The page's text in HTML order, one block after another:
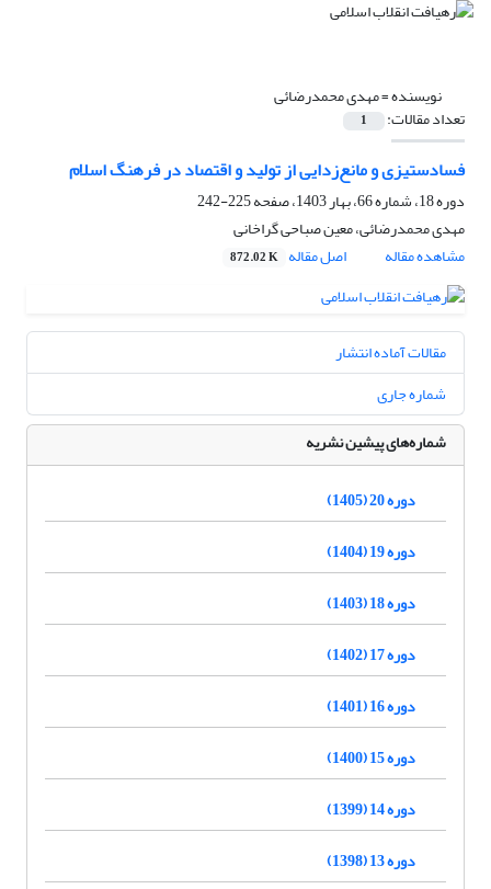
نویسنده =مهدی محمدرضائی
تعداد مقالات: 1
فسادستیزی و مانع‌زدایی از تولید و اقتصاد در فرهنگ اسلام
دوره 18، شماره 66، بهار 1403، صفحه
225-242
مهدی محمدرضائی، معین صباحی گراخانی
مشاهده مقاله
اصل مقاله 872.02 K
مقالات آماده انتشار
شماره جاری
شماره‌های پیشین نشریه
دوره 20 (1405)
دوره 19 (1404)
دوره 18 (1403)
دوره 17 (1402)
دوره 16 (1401)
دوره 15 (1400)
دوره 14 (1399)
دوره 13 (1398)